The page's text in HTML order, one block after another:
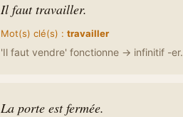
Il faut travailler.
Mot(s) clé(s) : travailler
'Il faut vendre' fonctionne → infinitif -er.
La porte est fermée.